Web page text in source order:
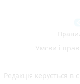
Умови і
Редакція керується в